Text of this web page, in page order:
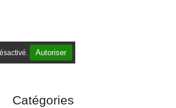
Autoriser
Catégories